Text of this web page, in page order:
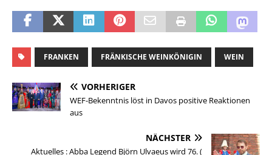
FRANKEN FRÄNKISCHE WEINKÖNIGIN WEIN
VORHERIGER
WEF-Bekenntnis löst in Davos positive Reaktionen
aus
NÄCHSTER
Aktuelles : Abba Legend Björn Ulvaeus wird 76. (